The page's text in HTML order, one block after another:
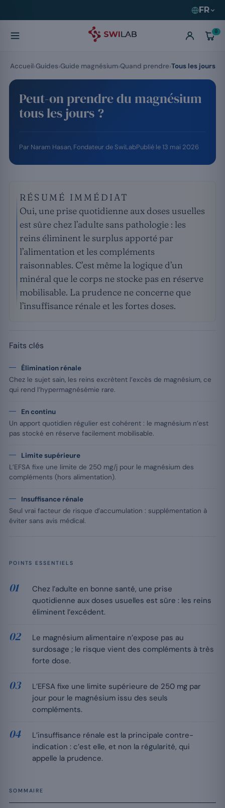
FR
0
Peut-on prendre du magnésium
tous les jours ?
Par Naram Hasan, Fondateur de SwiLabPublié le 13 mai 2026
RÉSUMÉ IMMÉDIAT
Oui, une prise quotidienne aux doses usuelles
est sûre chez l’adulte sans pathologie : les
reins éliminent le surplus apporté par
l’alimentation et les compléments
raisonnables. C’est même la logique d’un
minéral que le corps ne stocke pas en réserve
mobilisable. La prudence ne concerne que
l’insuffisance rénale et les fortes doses.
Faits clés
Élimination rénale
Chez le sujet sain, les reins excrètent l’excès de magnésium, ce
qui rend l’hypermagnésémie rare.
En continu
Un apport quotidien régulier est cohérent : le magnésium n’est
pas stocké en réserve facilement mobilisable.
Limite supérieure
L’EFSA fixe une limite de 250 mg/j pour le magnésium des
compléments (hors alimentation).
Insuffisance rénale
Seul vrai facteur de risque d’accumulation : supplémentation à
éviter sans avis médical.
POINTS ESSENTIELS
Chez l’adulte en bonne santé, une prise
quotidienne aux doses usuelles est sûre : les reins
éliminent l’excédent.
Le magnésium alimentaire n’expose pas au
surdosage ; le risque vient des compléments à très
forte dose.
L’EFSA fixe une limite supérieure de 250 mg par
jour pour le magnésium issu des seuls
compléments.
L’insuffisance rénale est la principale contre-
indication : c’est elle, et non la régularité, qui
appelle la prudence.
SOMMAIRE
Accueil Guides Guide magnésium Quand prendre Tous les jours